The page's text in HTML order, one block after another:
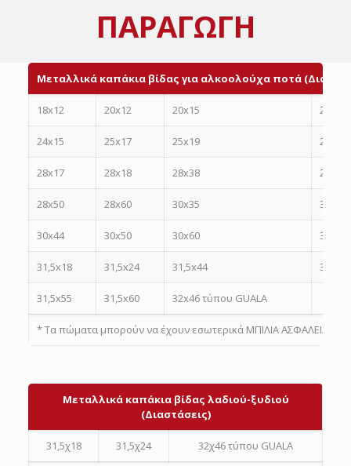
ΠΑΡΑΓΩΓΗ
Μεταλλικά καπάκια βίδας για αλκοολούχα ποτά
18x12 20x12 20x15 22x15
24x15 25x17 25x19 28x15
28x17 28x18 28x38 28x44
28x50 28x60 30x35 30x42
30x44 30x50 30x60
31,5x18 31,5x24 31,5x44
31,5x55 31,5x60 32x46 τύπου GUALA
* Τα πώματα μπορούν να έχουν εσωτερικά ΜΠΙΛΙΑ ΑΣΦΑΛΕΙΑΣ
Μεταλλικά καπάκια βίδας λαδιού-ξυδιού
(Διαστάσεις)
31,5χ18 31,5χ24 32χ46 τύπου GUALA